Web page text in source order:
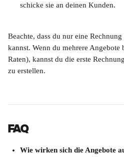
schicke sie an deinen Kunden.
Beachte, dass du nur eine
kannst. Wenn du mehrere
Raten), kannst du die erste
zu erstellen.
FAQ
Wie wirken sich die Angebote